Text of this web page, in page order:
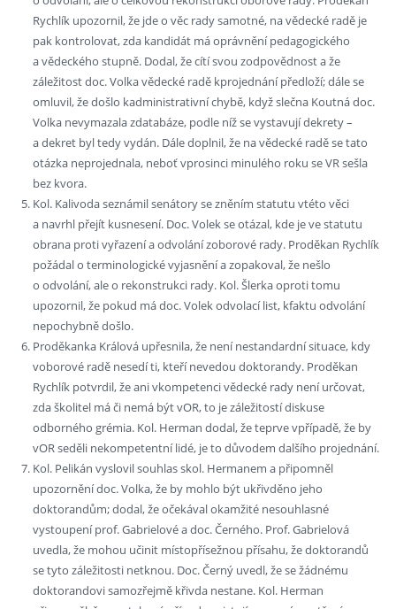
Rychlík upozornil, že jde o věc rady samotné, na vědecké radě je
pak kontrolovat, zda kandidát má oprávnění pedagogického
a vědeckého stupně. Dodal, že cítí svou zodpovědnost a že
záležitost doc. Volka vědecké radě kprojednání předloží; dále se
omluvil, že došlo kadministrativní chybě, když slečna Koutná doc.
Volka nevymazala zdatabáze, podle níž se vystavují dekrety –
a dekret byl tedy vydán. Dále doplnil, že na vědecké radě se tato
otázka neprojednala, neboť vprosinci minulého roku se VR sešla
bez kvora.
Kol. Kalivoda seznámil senátory se zněním statutu vtéto věci
a navrhl přejít kusnesení. Doc. Volek se otázal, kde je ve statutu
obrana proti vyřazení a odvolání zoborové rady. Proděkan Rychlík
požádal o terminologické vyjasnění a zopakoval, že nešlo
o odvolání, ale o rekonstrukci rady. Kol. Šlerka oproti tomu
upozornil, že pokud má doc. Volek odvolací list, kfaktu odvolání
nepochybně došlo.
Proděkanka Králová upřesnila, že není nestandardní situace, kdy
voborové radě nesedí ti, kteří nevedou doktorandy. Proděkan
Rychlík potvrdil, že ani vkompetenci vědecké rady není určovat,
zda školitel má či nemá být vOR, to je záležitostí diskuse
odborného grémia. Kol. Herman dodal, že teprve vpřípadě, že by
vOR seděli nekompetentní lidé, je to důvodem dalšího projednání.
Kol. Pelikán vyslovil souhlas skol. Hermanem a připomněl
upozornění doc. Volka, že by mohlo být ukřivděno jeho
doktorandům; dodal, že očekával okamžité nesouhlasné
vystoupení prof. Gabrielové a doc. Černého. Prof. Gabrielová
uvedla, že mohou učinit místopřísežnou přísahu, že doktorandů
se tyto záležitosti netknou. Doc. Černý uvedl, že se žádnému
doktorandovi samozřejmě křivda nestane. Kol. Herman